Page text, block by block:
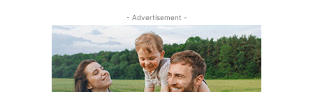
- Advertisement -